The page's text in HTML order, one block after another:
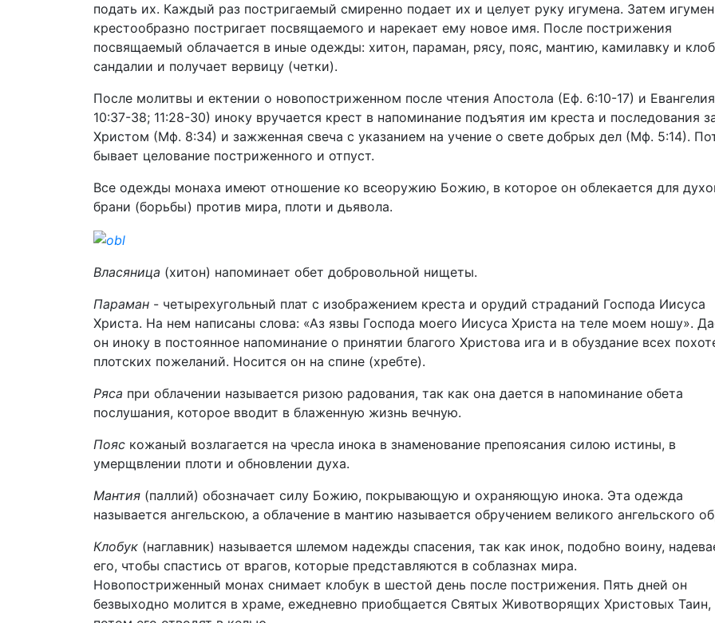
подать их. Каждый раз постригаемый смиренно подает их и целует руку игумена. Затем игумен
крестообразно постригает посвящаемого и нарекает ему новое имя. После пострижения
посвящаемый облачается в иные одежды: хитон, параман, рясу, пояс, мантию, камилавку и
сандалии и получает вервицу (четки).
После молитвы и ектении о новопостриженном после чтения Апостола (Еф. 6:10-17) и
10:37-38; 11:28-30) иноку вручается крест в напоминание подъятия им креста и последования
Христом (Мф. 8:34) и зажженная свеча с указанием на учение о свете добрых дел (Мф. 5:14).
бывает целование постриженного и отпуст.
Все одежды монаха имеют отношение ко всеоружию Божию, в которое он облекается для
брани (борьбы) против мира, плоти и дьявола.
Власяница (хитон) напоминает обет добровольной нищеты.
Параман - четырехугольный плат с изображением креста и орудий страданий Господа Иисуса
Христа. На нем написаны слова: «Аз язвы Господа моего Иисуса Христа на теле моем ношу».
он иноку в постоянное напоминание о принятии благого Христова ига и в обуздание всех
плотских пожеланий. Носится он на спине (хребте).
Ряса при облачении называется ризою радования, так как она дается в напоминание обета
послушания, которое вводит в блаженную жизнь вечную.
Пояс кожаный возлагается на чресла инока в знаменование препоясания силою истины, в
умерщвлении плоти и обновлении духа.
Мантия (паллий) обозначает силу Божию, покрывающую и охраняющую инока. Эта одежда
называется ангельскою, а облачение в мантию называется обручением великого ангельского
Клобук (наглавник) называется шлемом надежды спасения, так как инок, подобно воину,
его, чтобы спастись от врагов, которые представляются в соблазнах мира.
Новопостриженный монах снимает клобук в шестой день после пострижения. Пять дней он
безвыходно молится в храме, ежедневно приобщается Святых Животворящих Христовых Таин,